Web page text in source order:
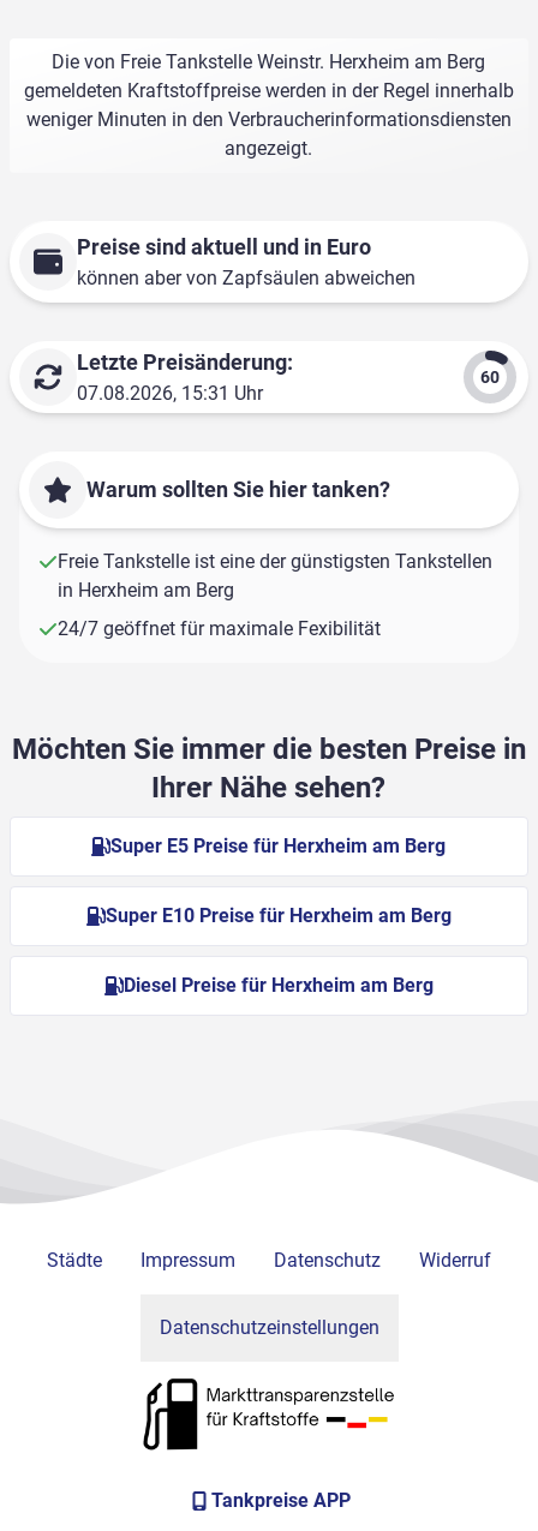
Die von Freie Tankstelle Weinstr. Herxheim am Berg
gemeldeten Kraftstoffpreise werden in der Regel innerhalb
weniger Minuten in den Verbraucherinformationsdiensten
angezeigt.
Preise sind aktuell und in Euro
können aber von Zapfsäulen abweichen
Letzte Preisänderung:
07.08.2026, 15:31 Uhr
Warum sollten Sie hier tanken?
Freie Tankstelle ist eine der günstigsten Tankstellen
in Herxheim am Berg
24/7 geöffnet für maximale Fexibilität
Möchten Sie immer die besten Preise in
Ihrer Nähe sehen?
Super E5 Preise für Herxheim am Berg
Super E10 Preise für Herxheim am Berg
Diesel Preise für Herxheim am Berg
Städte Impressum Datenschutz Widerruf
Datenschutzeinstellungen
Tankpreise APP